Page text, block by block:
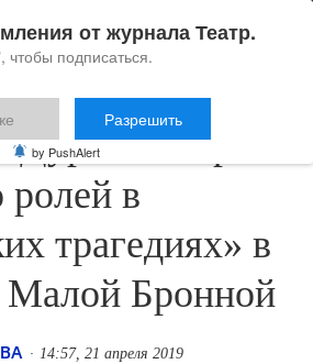
Дурова сыграет
ролей в
трагедиях» в
Малой Бронной
14:57, 21 апреля 2019
от журнала Театр.
подписаться.
Разрешить
by PushAlert